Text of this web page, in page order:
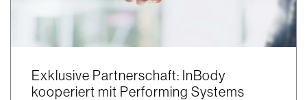
Exklusive Partnerschaft: InBody
kooperiert mit Performing Systems